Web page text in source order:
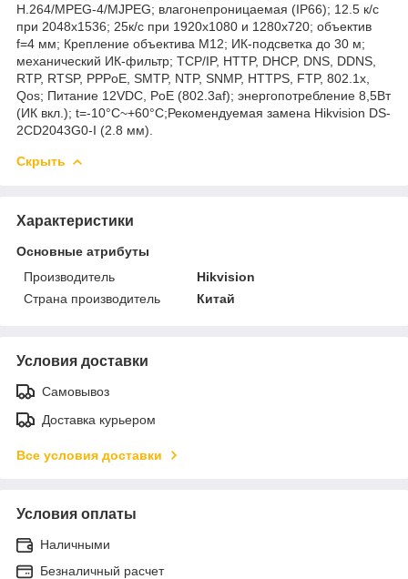
H.264/MPEG-4/MJPEG; влагонепроницаемая (IP66); 12.5 к/с
при 2048х1536; 25к/с при 1920х1080 и 1280х720; объектив
f=4 мм; Крепление объектива М12; ИК-подсветка до 30 м;
механический ИК-фильтр; TCP/IP, HTTP, DHCP, DNS, DDNS,
RTP, RTSP, PPPoE, SMTP, NTP, SNMP, HTTPS, FTP, 802.1x,
Qos; Питание 12VDC, PoE (802.3af); энергопотребление 8,5Вт
(ИК вкл.); t=-10°C~+60°C;Рекомендуемая замена Hikvision DS-
2CD2043G0-I (2.8 мм).
Скрыть
Характеристики
Основные атрибуты
Производитель
Hikvision
Страна производитель
Китай
Условия доставки
Самовывоз
Доставка курьером
Все условия доставки
Условия оплаты
Наличными
Безналичный расчет